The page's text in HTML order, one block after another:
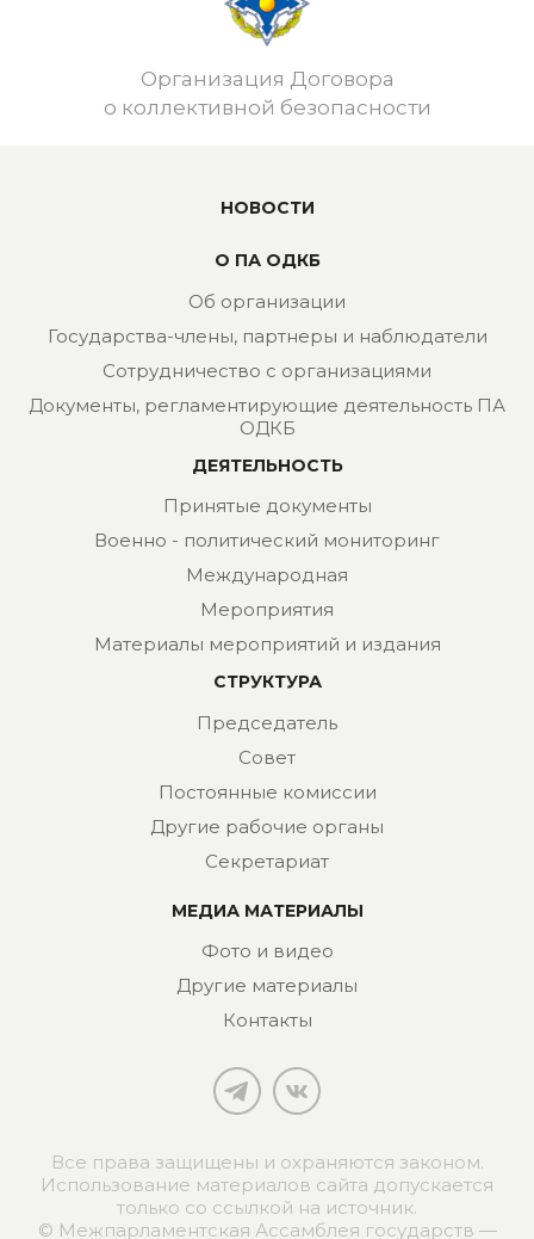
Организация Договора
о коллективной безопасности
НОВОСТИ
О ПА ОДКБ
Об организации
Государства-члены, партнеры и наблюдатели
Сотрудничество с организациями
Документы, регламентирующие деятельность ПА
ОДКБ
ДЕЯТЕЛЬНОСТЬ
Принятые документы
Военно - политический мониторинг
Международная
Мероприятия
Материалы мероприятий и издания
СТРУКТУРА
Председатель
Совет
Постоянные комиссии
Другие рабочие органы
Секретариат
МЕДИА МАТЕРИАЛЫ
Фото и видео
Другие материалы
Контакты
Все права защищены и охраняются законом.
Использование материалов сайта допускается
только со ссылкой на источник.
© Межпарламентская Ассамблея государств —